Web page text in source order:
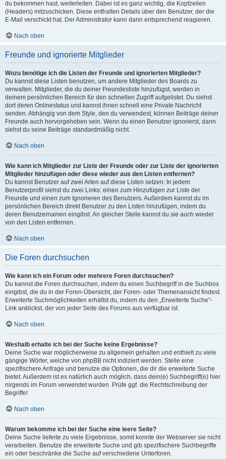
du bekommen hast, weiterleiten. Dabei ist es ganz wichtig, die Kopfzeilen
(Headers) mitzuschicken. Diese enthalten Details über den Benutzer, der die
E-Mail verschickt hat. Der Administrator kann dann entsprechend reagieren.
Nach oben
Freunde und ignorierte Mitglieder
Wozu benötige ich die Listen der Freunde und ignorierten Mitglieder?
Du kannst diese Listen benutzen, um andere Mitglieder des Boards zu
verwalten. Mitglieder, die du deiner Freundesliste hinzufügst, werden in
deinem persönlichen Bereich für den schnellen Zugriff aufgelistet. Du siehst
dort deren Onlinestatus und kannst ihnen schnell eine Private Nachricht
senden. Abhängig von dem Style, den du verwendest, können Beiträge deiner
Freunde auch hervorgehoben sein. Wenn du einen Benutzer ignorierst, dann
siehst du seine Beiträge standardmäßig nicht.
Nach oben
Wie kann ich Mitglieder zur Liste der Freunde oder zur Liste der ignorierten
Mitglieder hinzufügen oder diese wieder aus den Listen entfernen?
Du kannst Benutzer auf zwei Arten auf diese Listen setzen: In jedem
Benutzerprofil siehst du zwei Links: einen zum Hinzufügen zur Liste der
Freunde und einen zum Ignorieren des Benutzers. Außerdem kannst du im
persönlichen Bereich direkt Benutzer zu den Listen hinzufügen, indem du
deren Benutzernamen eingibst. An gleicher Stelle kannst du sie auch wieder
von den Listen entfernen.
Nach oben
Die Foren durchsuchen
Wie kann ich ein Forum oder mehrere Foren durchsuchen?
Du kannst die Foren durchsuchen, indem du einen Suchbegriff in die Suchbox
eingibst, die du in der Foren-Übersicht, der Foren- oder Themenansicht findest.
Erweiterte Suchmöglichkeiten erhältst du, indem du den „Erweiterte Suche“-
Link anklickst, der von jeder Seite des Forums aus verfügbar ist.
Nach oben
Weshalb erhalte ich bei der Suche keine Ergebnisse?
Deine Suche war möglicherweise zu allgemein gehalten und enthielt zu viele
gängige Wörter, welche von phpBB nicht indiziert werden. Stelle eine
spezifischere Anfrage und benutze die Optionen, die dir die erweiterte Suche
bietet. Außerdem ist es natürlich auch möglich, dass dein(e) Suchbegriff(e) hier
nirgends im Forum verwendet wurden. Prüfe ggf. die Rechtschreibung der
Begriffe!
Nach oben
Warum bekomme ich bei der Suche eine leere Seite?
Deine Suche lieferte zu viele Ergebnisse, somit konnte der Webserver sie nicht
verarbeiten. Benutze die erweiterte Suche und gib spezifischere Suchbegriffe
ein oder beschränke die Suche auf verschiedene Unterforen.